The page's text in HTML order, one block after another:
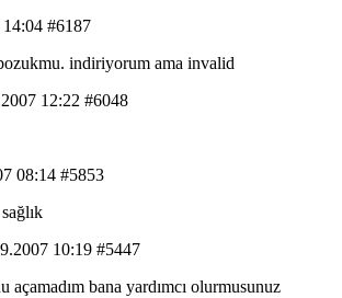
#6187
indiriyorum ama invalid
12:22 #6048
08:14 #5853
10:19 #5447
açamadım bana yardımcı olurmusunuz